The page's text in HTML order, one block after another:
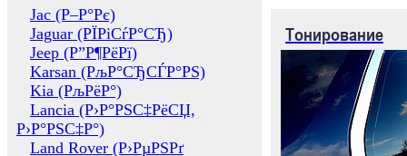
Jac (Р–Р°Рє)
Jaguar (РЇРіСѓР°СЂ)
Jeep (Р”Р¶РёРї)
Karsan (РљР°СЂСЃР°РЅ)
Kia (РљРёР°)
Lancia (Р›Р°РЅС‡РёСЏ,
Р›Р°РЅС‡Р°)
Land Rover (Р›РµРЅРґ
Тонирование